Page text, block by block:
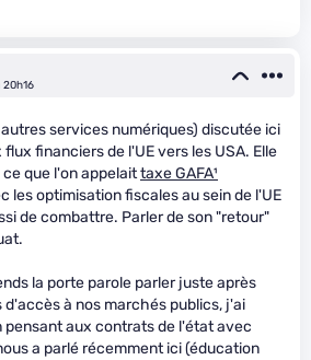
autres services numériques) discutée ici
financiers de l'UE vers les USA. Elle
que l'on appelaittaxe GAFA¹
les optimisation fiscales au sein de l'UE
de combattre. Parler de son "retour"
la porte parole parler juste après
d'accès à nos marchés publics, j'ai
pensant aux contrats de l'état avec
a parlé récemment ici (éducation